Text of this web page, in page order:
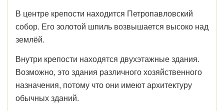
В центре крепости находится Петропавловский
собор. Его золотой шпиль возвышается высоко над
землёй.
Внутри крепости находятся двухэтажные здания.
Возможно, это здания различного хозяйственного
назначения, потому что они имеют архитектуру
обычных зданий.